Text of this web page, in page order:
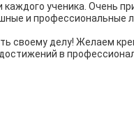
ученика. Очень
и профессиональные
своему делу! Желаем
в